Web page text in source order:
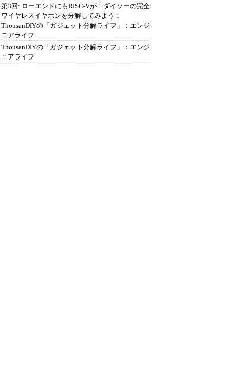
第3回: ローエンドにもRISC-Vが！ダイソーの完全
ワイヤレスイヤホンを分解してみよう：
ThousanDIYの「ガジェット分解ライフ」：エンジ
ニアライフ
ThousanDIYの「ガジェット分解ライフ」：エンジ
ニアライフ